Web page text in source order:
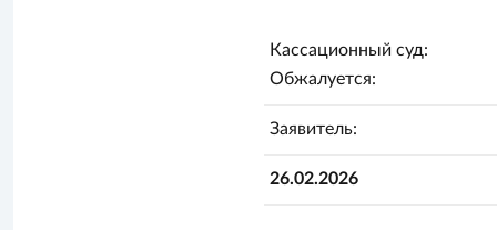
Кассационный суд:
Обжалуется:
Заявитель:
26.02.2026